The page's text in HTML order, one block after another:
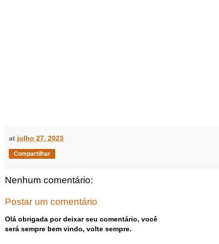
at julho 27, 2023
Compartilhar
Nenhum comentário:
Postar um comentário
Olá obrigada por deixar seu comentário, você
será sempre bem vindo, volte sempre.